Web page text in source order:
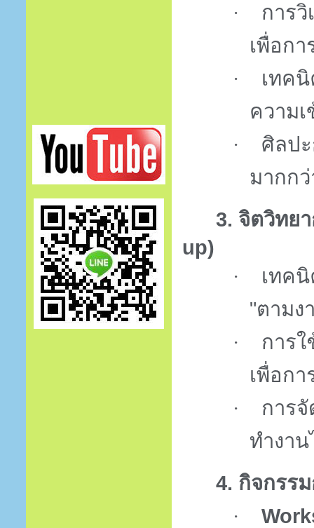
·
การ
เพื่อก
·
เทค
ความเ
·
ศิลปะ
มากก
3. จิตวิทย
up)
·
เทค
"ตามง
·
การ
เพื่อก
·
การ
ทำงา
4. กิจกรร
·